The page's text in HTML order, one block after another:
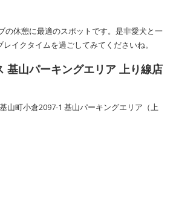
の休憩に最適のスポットです。是非愛犬と一
イクタイムを過ごしてみてくださいね。
基山パーキングエリア 上り線店
山町小倉2097-1 基山パーキングエリア（上